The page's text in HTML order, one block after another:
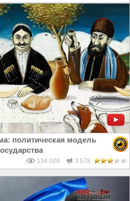
политическая модель
134 028 3 578